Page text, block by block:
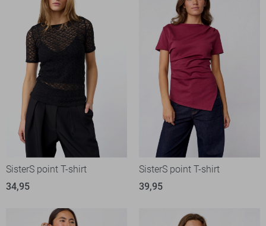
SisterS point T-shirt
34,95
SisterS point T-shirt
39,95